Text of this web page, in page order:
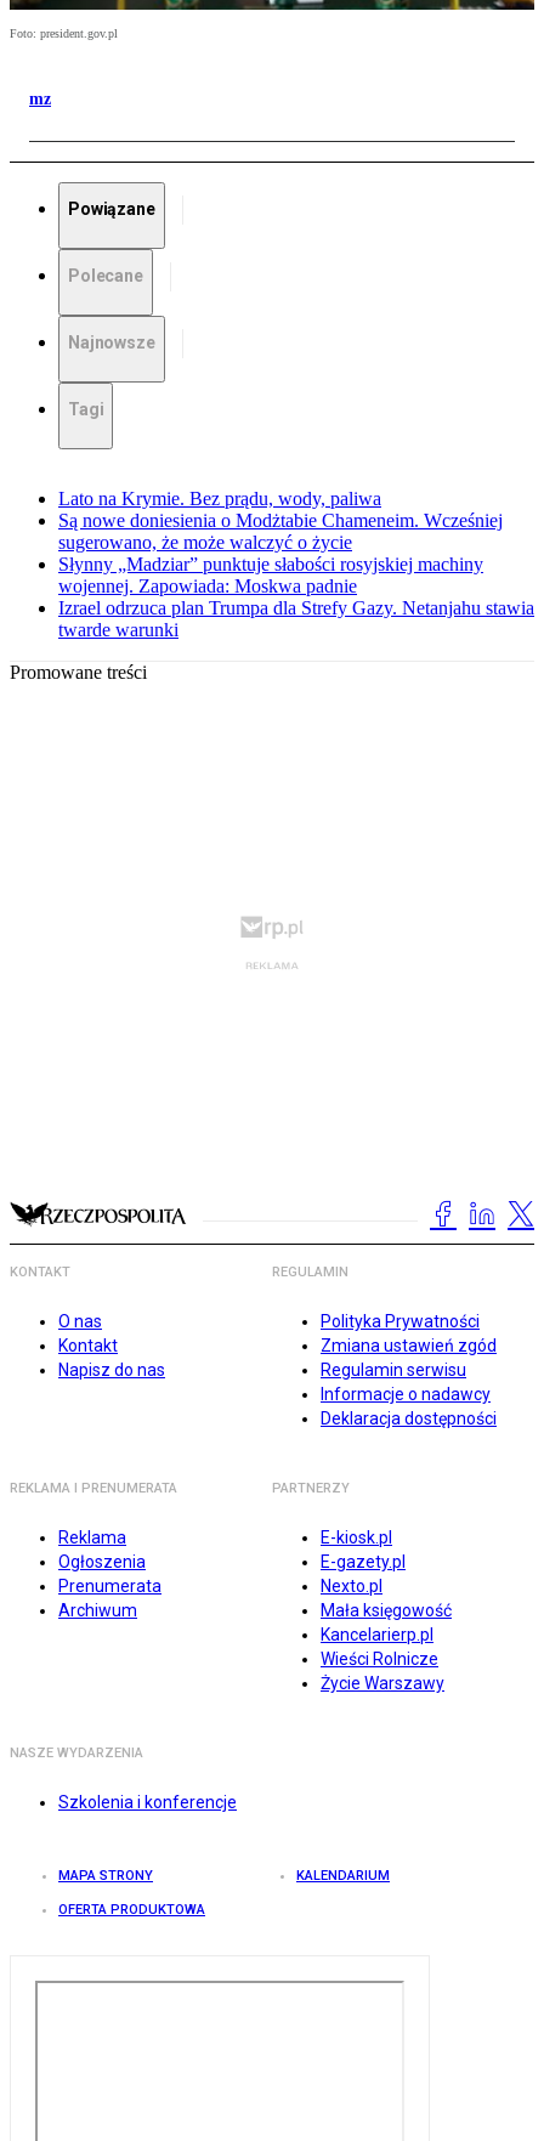
Foto: president.gov.pl
mz
Powiązane
Polecane
Najnowsze
Tagi
Lato na Krymie. Bez prądu, wody, paliwa
Są nowe doniesienia o Modżtabie Chameneim. Wcześniej
sugerowano, że może walczyć o życie
Słynny „Madziar” punktuje słabości rosyjskiej machiny
wojennej. Zapowiada: Moskwa padnie
Izrael odrzuca plan Trumpa dla Strefy Gazy. Netanjahu stawia
twarde warunki
Promowane treści
KONTAKT
O nas
Kontakt
Napisz do nas
REGULAMIN
Polityka Prywatności
Zmiana ustawień zgód
Regulamin serwisu
Informacje o nadawcy
Deklaracja dostępności
REKLAMA I PRENUMERATA
Reklama
Ogłoszenia
Prenumerata
Archiwum
PARTNERZY
E-kiosk.pl
E-gazety.pl
Nexto.pl
Mała księgowość
Kancelarierp.pl
Wieści Rolnicze
Życie Warszawy
NASZE WYDARZENIA
Szkolenia i konferencje
MAPA STRONY KALENDARIUM
OFERTA PRODUKTOWA